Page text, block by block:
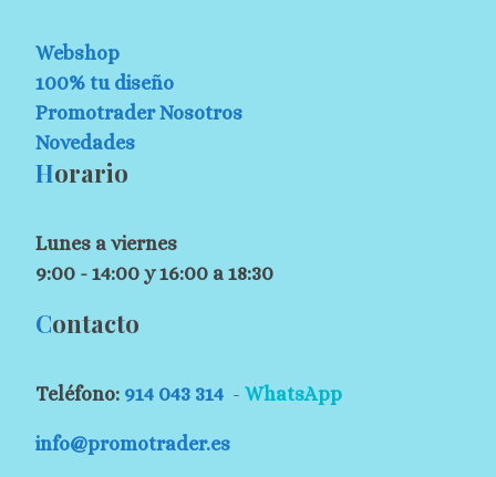
Webshop
100% tu diseño
Promotrader Nosotros
Novedades
Horario
Lunes a viernes
9:00 - 14:00 y 16:00 a 18:30
Contacto
Teléfono: 914 043 314 - WhatsApp
info@promotrader.es